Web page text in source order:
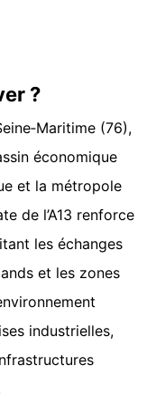
?
(76),
économique
et la métropole
de l’A13 renforce
les échanges
et les zones
industrielles,